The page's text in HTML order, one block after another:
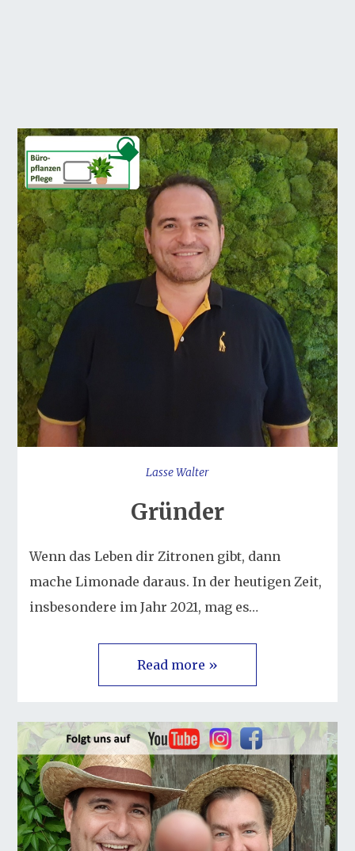
Lasse Walter
Gründer
Wenn das Leben dir Zitronen gibt, dann
mache Limonade daraus. In der heutigen Zeit,
insbesondere im Jahr 2021, mag es…
Read more »